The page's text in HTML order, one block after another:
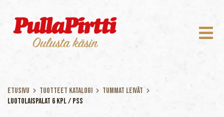
Etusivu Tuotteet katalogi
Tummat Leivät
Luotolaispalat 6 kpl / pss